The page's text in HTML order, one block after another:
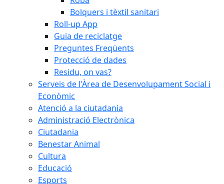
Bolquers i tèxtil sanitari
Roll-up App
Guia de reciclatge
Preguntes Freqüents
Protecció de dades
Residu, on vas?
Serveis de l'Àrea de Desenvolupament Social i
Econòmic
Atenció a la ciutadania
Administració Electrònica
Ciutadania
Benestar Animal
Cultura
Educació
Esports